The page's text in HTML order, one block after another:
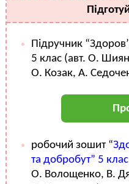
Підручник
5 клас (авт. О.
О. Козак, А.
робочий зошит “
та добробут” 5 клас
О. Волощенко, В.